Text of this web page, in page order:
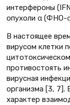
интерфероны
опухоли α (ФНО-
В настоящее
вирусом клетки
противостоять
вирусная
организма [3, 7].
характер